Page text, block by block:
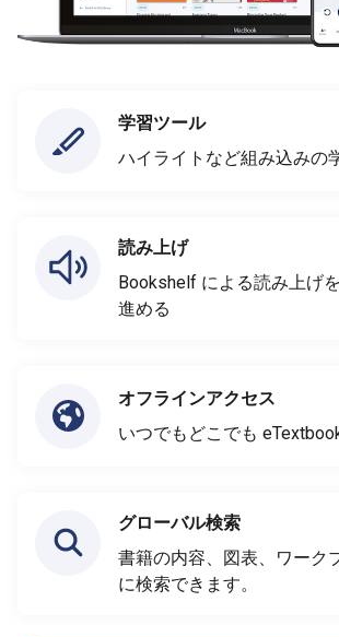
学習ツール
ハイライトなど組み込みの
読み上げ
Bookshelf による読み上げ
進める
オフラインアクセス
いつでもどこでも
グローバル検索
書籍の内容、図表、ワーク
に検索できます。